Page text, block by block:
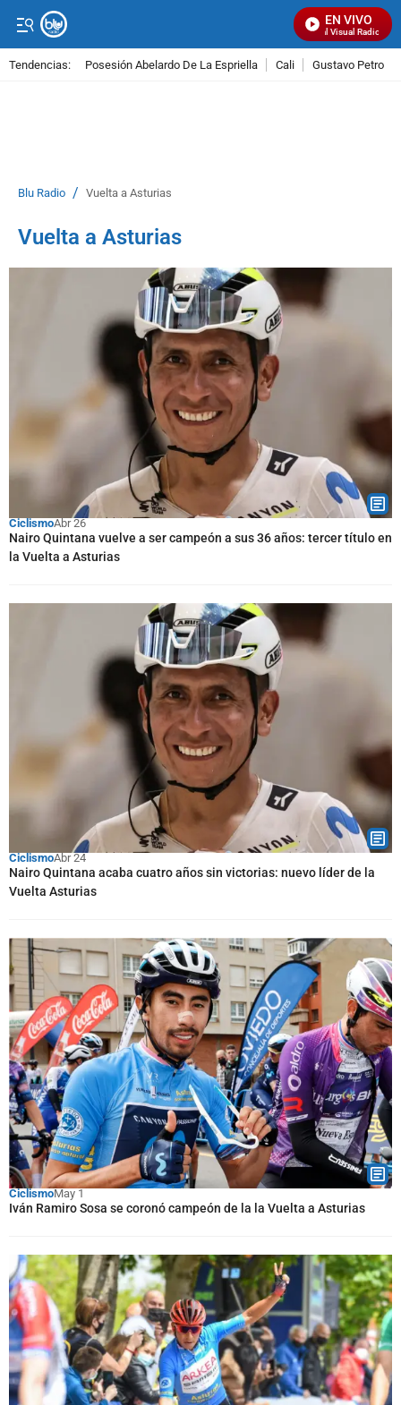
EN VIVO
Señal Visual Radio
Tendencias: Posesión Abelardo De La Espriella Cali Gustavo Petro
Blu Radio / Vuelta a Asturias
Vuelta a Asturias
CiclismoAbr 26
Nairo Quintana vuelve a ser campeón a sus 36 años: tercer título en
la Vuelta a Asturias
CiclismoAbr 24
Nairo Quintana acaba cuatro años sin victorias: nuevo líder de la
Vuelta Asturias
CiclismoMay 1
Iván Ramiro Sosa se coronó campeón de la la Vuelta a Asturias